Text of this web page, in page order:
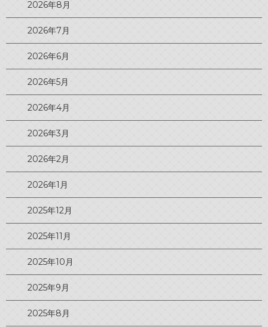
2026年8月
2026年7月
2026年6月
2026年5月
2026年4月
2026年3月
2026年2月
2026年1月
2025年12月
2025年11月
2025年10月
2025年9月
2025年8月